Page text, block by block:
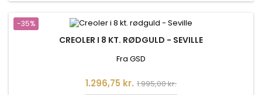
-35%
CREOLER I 8 KT. RØDGULD - SEVILLE
Fra GSD
Pris
1.296,75 kr. Normalpris
1.995,00 kr.